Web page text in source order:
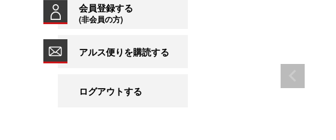
会員登録する
(非会員の方)
アルス便りを購読する
ログアウトする